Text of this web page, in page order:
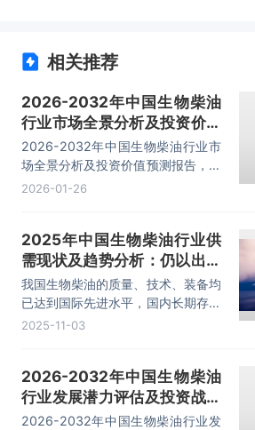
相关推荐
2026-2032年中国生物柴油
行业市场全景分析及投资价值
预测报告
2026-2032年中国生物柴油行业市
场全景分析及投资价值预测报告，主
要包括行业竞争状态及市场格局分
议等内容。
2026-01-26
2025年中国生物柴油行业供
需现状及趋势分析：仍以出口
为主，市场发展潜力巨大
「图」
我国生物柴油的质量、技术、装备均
已达到国际先进水平，国内长期存在
大量的废弃油脂等潜在资源，原料较
能为348万吨/年，实际产量为
247.95万吨，消费量处于较低水
平，仅约138.07万吨。
2025-11-03
2026-2032年中国生物柴油
行业发展潜力评估及投资战略
规划报告
2026-2032年中国生物柴油行业发